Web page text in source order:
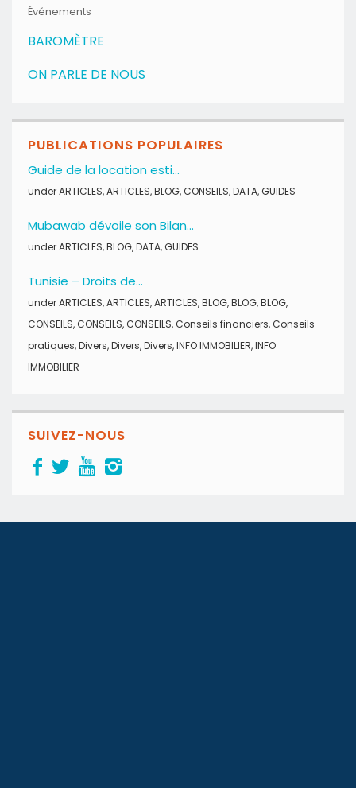
Événements
BAROMÈTRE
ON PARLE DE NOUS
PUBLICATIONS POPULAIRES
Guide de la location esti...
underARTICLES,ARTICLES,BLOG,CONSEILS,DATA,GUIDES
Mubawab dévoile son Bilan...
underARTICLES,BLOG,DATA,GUIDES
Tunisie – Droits de...
underARTICLES,ARTICLES,ARTICLES,BLOG,BLOG,BLOG,
CONSEILS,CONSEILS,CONSEILS,Conseils financiers,Conseils
pratiques,Divers,Divers,Divers,INFO IMMOBILIER,INFO
IMMOBILIER
SUIVEZ-NOUS